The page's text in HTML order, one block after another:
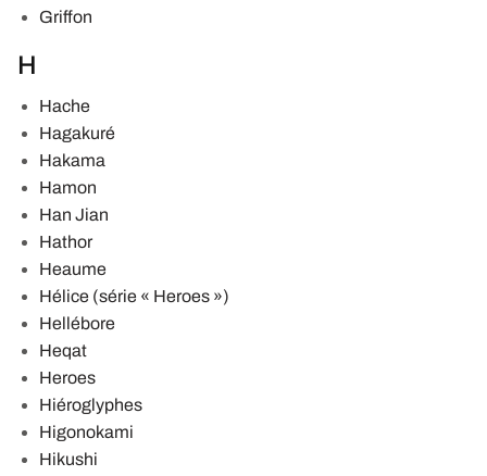
Griffon
H
Hache
Hagakuré
Hakama
Hamon
Han Jian
Hathor
Heaume
Hélice (série « Heroes »)
Hellébore
Heqat
Heroes
Hiéroglyphes
Higonokami
Hikushi